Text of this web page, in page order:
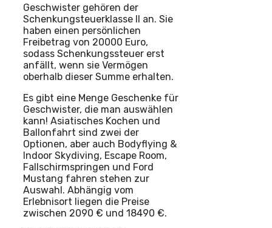
Geschwister gehören der
Schenkungsteuerklasse II an. Sie
haben einen persönlichen
Freibetrag von 20000 Euro,
sodass Schenkungssteuer erst
anfällt, wenn sie Vermögen
oberhalb dieser Summe erhalten.
Es gibt eine Menge Geschenke für
Geschwister, die man auswählen
kann! Asiatisches Kochen und
Ballonfahrt sind zwei der
Optionen, aber auch Bodyflying &
Indoor Skydiving, Escape Room,
Fallschirmspringen und Ford
Mustang fahren stehen zur
Auswahl. Abhängig vom
Erlebnisort liegen die Preise
zwischen 2090 € und 18490 €.